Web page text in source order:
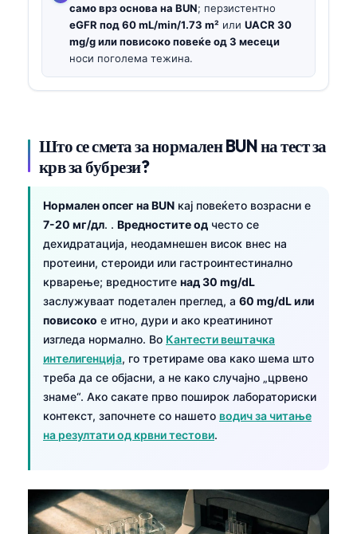
само врз основа на BUN; перзистентно
eGFR под 60 mL/min/1.73 m² или UACR 30
mg/g или повисоко повеќе од 3 месеци
носи поголема тежина.
Што се смета за нормален BUN на тест за
крв за бубрези?
Нормален опсег на BUN кај повеќето возрасни е
7-20 мг/дл. . Вредностите од често се
дехидратација, неодамнешен висок внес на
протеини, стероиди или гастроинтестинално
крварење; вредностите над 30 mg/dL
заслужуваат подетален преглед, а 60 mg/dL или
повисоко е итно, дури и ако креатининот
изгледа нормално. Во Кантести вештачка
интелигенција, го третираме ова како шема што
треба да се објасни, а не како случајно „црвено
знаме“. Ако сакате прво поширок лабораториски
контекст, започнете со нашето водич за читање
на резултати од крвни тестови.